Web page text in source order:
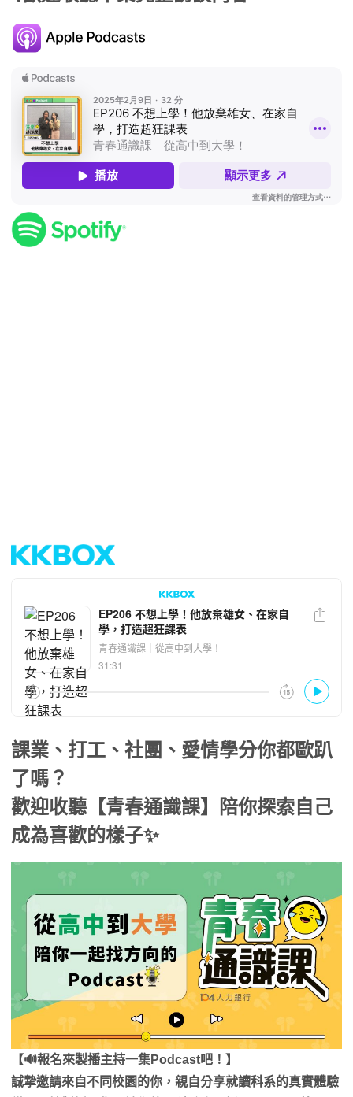
課業、打工、社團、愛情學分你都歐趴
了嗎？
歡迎收聽【青春通識課】陪你探索自己
成為喜歡的樣子✨
【🔊報名來製播主持一集Podcast吧！】
誠摯邀請來自不同校園的你，親自分享就讀科系的真實體驗